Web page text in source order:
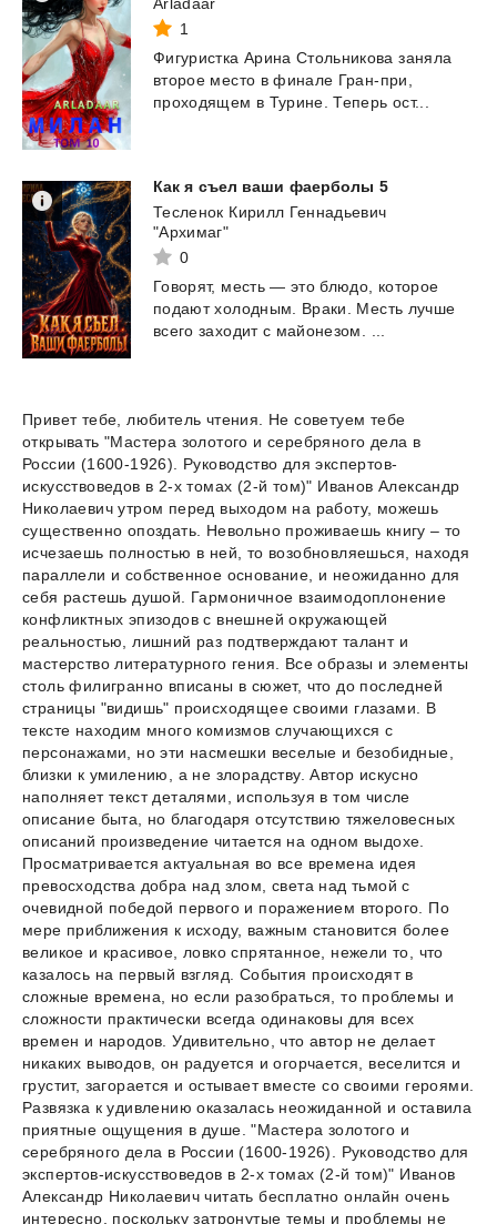
1
Фигуристка Арина Стольникова заняла
второе место в финале Гран-при,
проходящем в Турине. Теперь ост...
Как я съел ваши фаерболы 5
Тесленок Кирилл Геннадьевич
"Архимаг"
0
Говорят, месть — это блюдо,
которое
подают холодным. Враки. Месть лучше
всего заходит с майонезом.
Привет тебе, любитель чтения. Не советуем тебе
открывать "Мастера золотого и серебряного дела в
России (1600-1926). Руководство для экспертов-
искусствоведов в 2-х томах (2-й том)" Иванов Александр
Николаевич утром перед выходом на работу, можешь
существенно опоздать. Невольно проживаешь книгу – то
исчезаешь полностью в ней, то возобновляешься, находя
параллели и собственное основание, и неожиданно для
себя растешь душой. Гармоничное взаимодоплонение
конфликтных эпизодов с внешней окружающей
реальностью, лишний раз подтверждают талант и
мастерство литературного гения. Все образы и элементы
столь филигранно вписаны в сюжет, что до последней
страницы "видишь" происходящее своими глазами. В
тексте находим много комизмов случающихся с
персонажами, но эти насмешки веселые и безобидные,
близки к умилению, а не злорадству. Автор искусно
наполняет текст деталями, используя в том числе
описание быта, но благодаря отсутствию тяжеловесных
описаний произведение читается на одном выдохе.
Просматривается актуальная во все времена идея
превосходства добра над злом, света над тьмой с
очевидной победой первого и поражением второго. По
мере приближения к исходу, важным становится более
великое и красивое, ловко спрятанное, нежели то, что
казалось на первый взгляд. События происходят в
сложные времена, но если разобраться, то проблемы и
сложности практически всегда одинаковы для всех
времен и народов. Удивительно, что автор не делает
никаких выводов, он радуется и огорчается, веселится и
грустит, загорается и остывает вместе со своими героями.
Развязка к удивлению оказалась неожиданной и оставила
приятные ощущения в душе. "Мастера золотого и
серебряного дела в России (1600-1926). Руководство для
экспертов-искусствоведов в 2-х томах (2-й том)" Иванов
Александр Николаевич читать бесплатно онлайн очень
интересно, поскольку затронутые темы и проблемы не